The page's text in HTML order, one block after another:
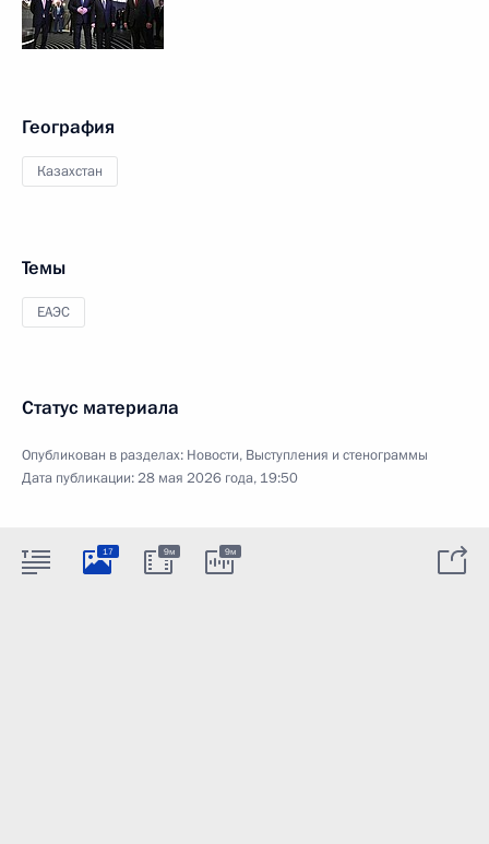
География
Казахстан
Темы
ЕАЭС
Статус материала
Опубликован в разделах: Новости, Выступления и стенограммы
Дата публикации:28 мая 2026 года, 19:50
17 9м 9м